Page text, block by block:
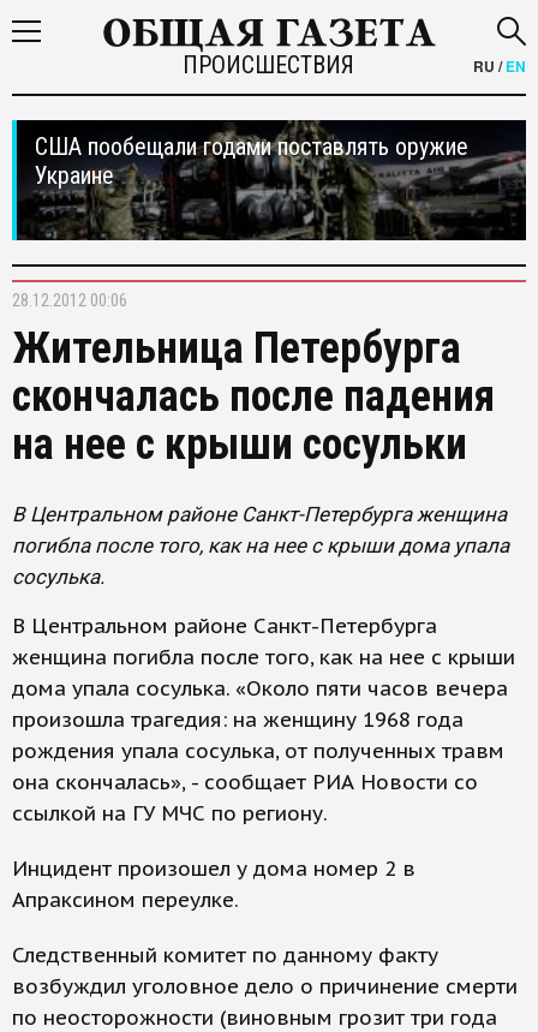
ПРОИСШЕСТВИЯ RU /EN
США пообещали годами поставлять оружие
Украине
28.12.2012 00:06
Жительница Петербурга
скончалась после падения
на нее с крыши сосульки
В Центральном районе Санкт-Петербурга женщина
погибла после того, как на нее с крыши дома упала
сосулька.
В Центральном районе Санкт-Петербурга
женщина погибла после того, как на нее с крыши
дома упала сосулька. «Около пяти часов вечера
произошла трагедия: на женщину 1968 года
рождения упала сосулька, от полученных травм
она скончалась», - сообщает РИА Новости со
ссылкой на ГУ МЧС по региону.
Инцидент произошел у дома номер 2 в
Апраксином переулке.
Следственный комитет по данному факту
возбуждил уголовное дело о причинение смерти
по неосторожности (виновным грозит три года